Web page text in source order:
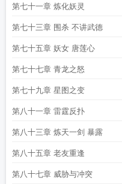
第七十一章 炼化妖灵
第七十三章 围杀 不讲武德
第七十五章 妖女 唐莲心
第七十七章 青龙之怒
第七十九章 星图之变
第八十一章 雷霆反扑
第八十三章 炼天一剑 暴露
第八十五章 老友重逢
第八十七章 威胁与冲突